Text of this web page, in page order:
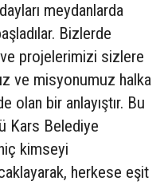
meydanlarda
Bizlerde
projelerimizi sizlere
ve misyonumuz halka
olan bir anlayıştır. Bu
Kars Belediye
hiç kimseyi
herkese eşit